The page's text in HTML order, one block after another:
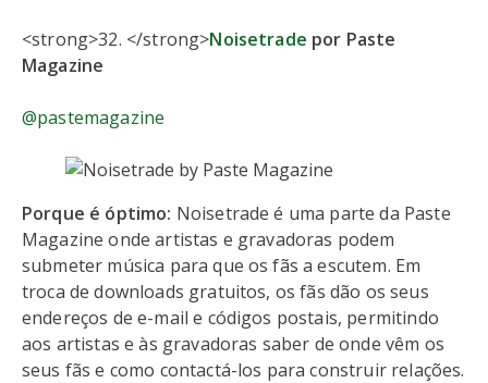
<strong>32. </strong>Noisetrade por Paste
Magazine
@pastemagazine
Porque é óptimo: Noisetrade é uma parte da Paste
Magazine onde artistas e gravadoras podem
submeter música para que os fãs a escutem. Em
troca de downloads gratuitos, os fãs dão os seus
endereços de e-mail e códigos postais, permitindo
aos artistas e às gravadoras saber de onde vêm os
seus fãs e como contactá-los para construir relações.